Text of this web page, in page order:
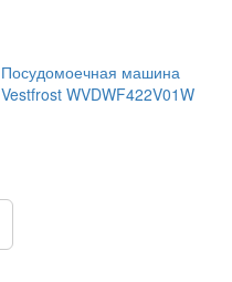
Посудомоечная машина
Vestfrost WVDWF422V01W